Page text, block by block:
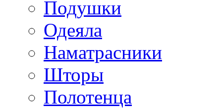
Подушки
Одеяла
Наматрасники
Шторы
Полотенца